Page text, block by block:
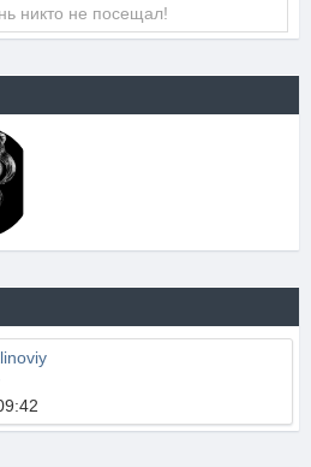
никто не посещал!